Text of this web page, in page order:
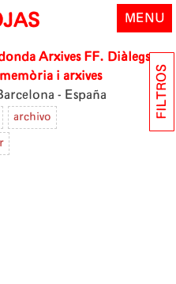
MENU
Arxives FF. Diàlegs
i arxives
- España
archivo FILTROS